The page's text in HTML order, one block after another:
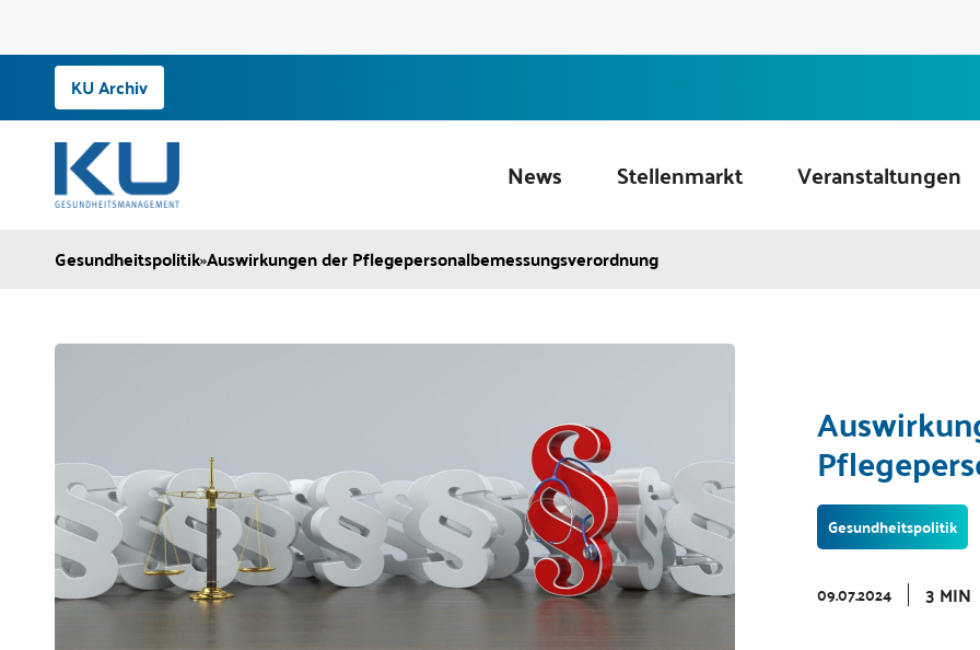
springen
KU Archiv
News Stellenmarkt Veranstaltungen
Gesundheitspolitik»Auswirkungen der Pflegepersonalbemessungsverordnung
Gesundheitspolitik
09.07.2024 3 MIN